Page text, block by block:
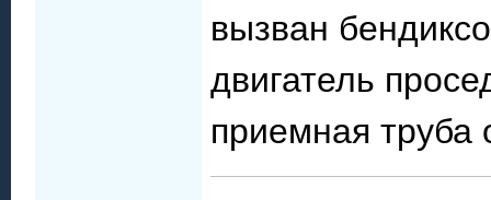
вызван
двигатель
приемная труба